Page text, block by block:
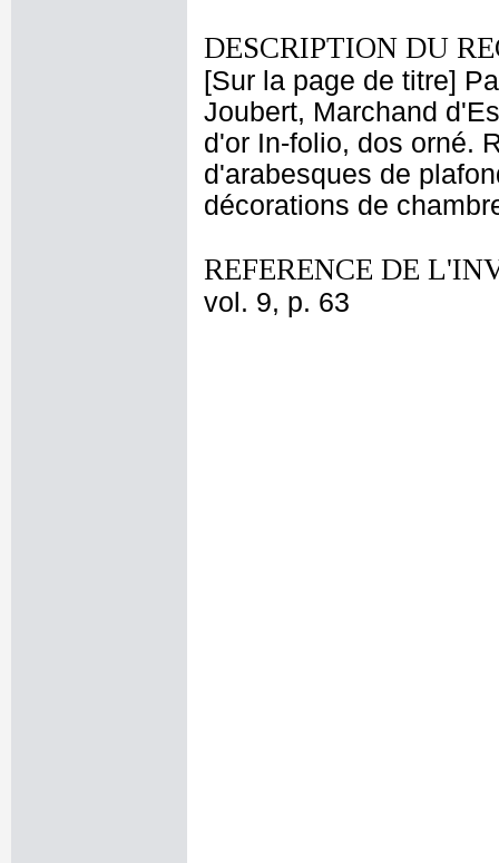
DESCRIPTION DU
[Sur la page de titre]
Joubert, Marchand
d'or In-folio, dos orné.
d'arabesques de
décorations de
REFERENCE DE
vol. 9, p. 63